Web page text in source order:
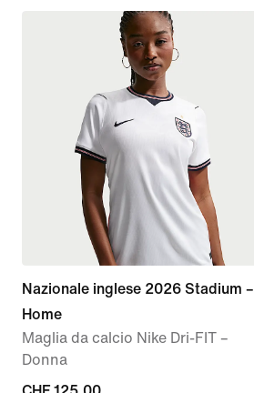
Nazionale inglese 2026 Stadium –
Home
Maglia da calcio Nike Dri-FIT –
Donna